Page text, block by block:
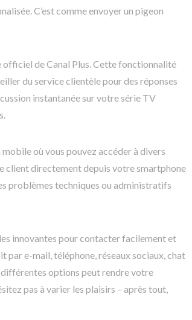
C’est comme envoyer un pigeon
officiel de Canal Plus. Cette fonctionnalité
du service clientèle pour des réponses
instantanée sur votre série TV
où vous pouvez accéder à divers
client directement depuis votre smartphone
problèmes techniques ou administratifs
innovantes pour contacter facilement et
par e-mail, téléphone, réseaux sociaux, chat
différentes options peut rendre votre
pas à varier les plaisirs – après tout,